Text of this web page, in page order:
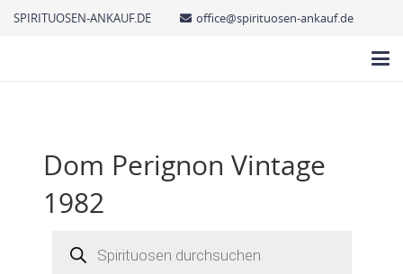
SPIRITUOSEN-ANKAUF.DE office@spirituosen-ankauf.de
Dom Perignon Vintage
1982
search